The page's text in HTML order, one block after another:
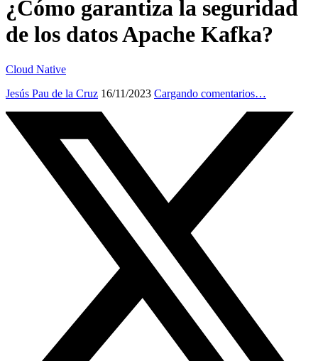
¿Cómo garantiza la seguridad
de los datos Apache Kafka?
Cloud Native
Jesús Pau de la Cruz 16/11/2023 Cargando comentarios…